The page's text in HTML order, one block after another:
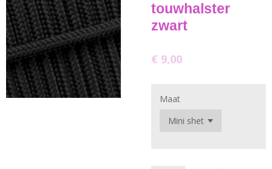
touwhalster
zwart
€ 9,00
Maat